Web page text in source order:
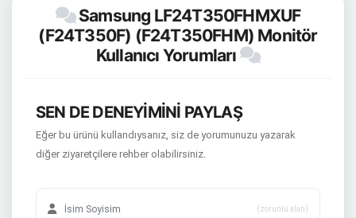
Samsung LF24T350FHMXUF
(F24T350F) (F24T350FHM) Monitör
Kullanıcı Yorumları
SEN DE DENEYİMİNİ PAYLAŞ
Eğer bu ürünü kullandıysanız, siz de yorumunuzu yazarak
diğer ziyaretçilere rehber olabilirsiniz.
(zorunlu alan)